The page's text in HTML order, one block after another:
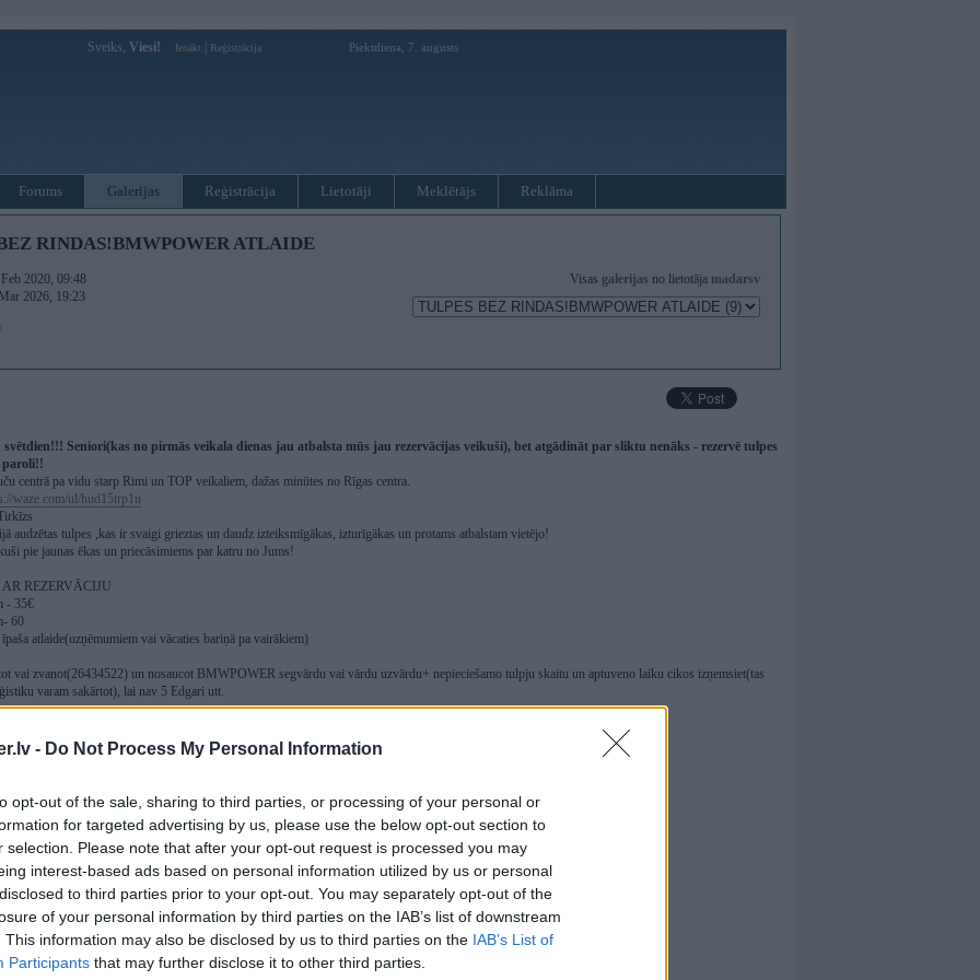
- Do Not Process My Personal Information
opt-out of the sale, sharing to third parties, or processing of your personal or
for targeted advertising by us, please use the below opt-out section to
selection. Please note that after your opt-out request is processed you may
interest-based ads based on personal information utilized by us or personal
to third parties prior to your opt-out. You may separately opt-out of the
of your personal information by third parties on the IAB’s list of downstream
This information may also be disclosed by us to third parties on the IAB’s List of
Participants that may further disclose it to other third parties.
Sveiks, Viesi! Ienākt Reģistrācija Piektdiena, 7. augusts
Forums Galerijas Reģistrācija Lietotāji Meklētājs Reklāma
RINDAS!BMWPOWER ATLAIDE
2020, 09:48
2026, 19:23
Visas galerijas no lietotāja madarsv
svētdien!!! Seniori(kas no pirmās veikala dienas jau atbalsta mūs jau rezervācijas veikuši), bet atgādināt par sliktu nenāks - rezervē tulpes
centrā pa vidu starp Rimi un TOP veikaliem, dažas minūtes no Rīgas centra.
waze.com/ul/hud15trp1u
audzētas tulpes ,kas ir svaigi grieztas un daudz izteiksmīgākas, izturīgākas un protams atbalstam vietējo!
pie jaunas ēkas un priecāsimiems par katru no Jums!
REZERVĀCIJU
- 35€
60
atlaide(uzņēmumiem vai vācaties bariņā pa vairākiem)
vai zvanot(26434522) un nosaucot BMWPOWER segvārdu vai vārdu uzvārdu+ nepieciešamo tulpju skaitu un aptuveno laiku cikos izņemsiet(tas
varam sakārtot), lai nav 5 Edgari utt.
RĪGĀ VAI TĀS TUVUMĀ! Par piegādi vienosimies!